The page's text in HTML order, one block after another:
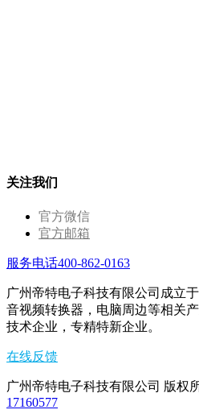
关注我们
官方微信
官方邮箱
服务电话400-862-0163
广州帝特电子科技有限公司成立
音视频转换器，电脑周边等相关
技术企业，专精特新企业。
在线反馈
广州帝特电子科技有限公司 版权
17160577